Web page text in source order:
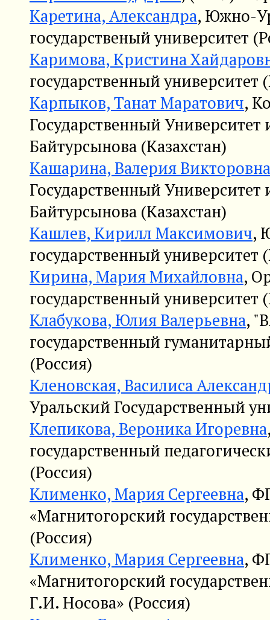
Каретина, Александра, Южно-
государственый университет
Каримова, Кристина
государственный университет
Карпыков, Танат Маратович,
Государственный
Байтурсынова (Казахстан)
Кашарина, Валерия Викторовна
Государственный
Байтурсынова (Казахстан)
Кашлев, Кирилл Максимович,
государственный университет
Кирина, Мария Михайловна,
государственный университет
Клабукова, Юлия Валерьевна,
государственный
(Россия)
Кленовская, Василиса
Уральский Государственный
Клепикова, Вероника Игоревна
государственный
(Россия)
Клименко, Мария Сергеевна,
«Магнитогорский
(Россия)
Клименко, Мария Сергеевна,
«Магнитогорский
Г.И. Носова» (Россия)